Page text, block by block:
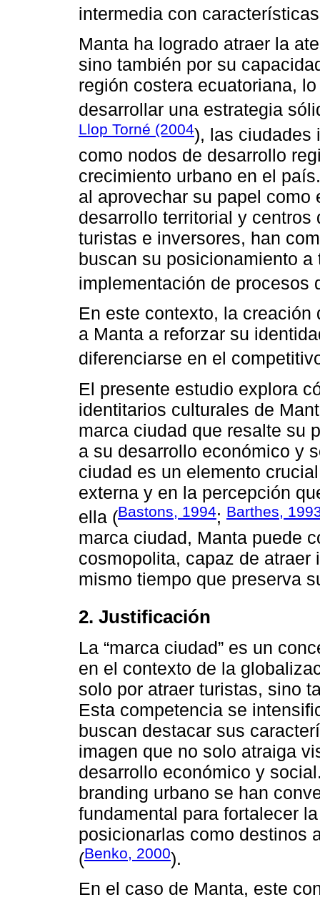
intermedia con
Manta ha logrado atraer la
sino también por su
región costera ecuatoriana,
desarrollar una estrategia
Llop Torné (2004), las ciudades
como nodos de desarrollo
crecimiento urbano en el
al aprovechar su papel
desarrollo territorial y
turistas e inversores, han
buscan su posicionamiento
implementación de procesos
En este contexto, la creación
a Manta a reforzar su
diferenciarse en el
El presente estudio explora
identitarios culturales de
marca ciudad que resalte su
a su desarrollo económico y
ciudad es un elemento
externa y en la percepción
ella (Bastons, 1994; Barthes,
marca ciudad, Manta puede
cosmopolita, capaz de
mismo tiempo que preserva
2. Justificación
La “marca ciudad” es un
en el contexto de la
solo por atraer turistas, sino
Esta competencia se
buscan destacar sus
imagen que no solo atraiga
desarrollo económico y
branding urbano se han
fundamental para fortalecer
posicionarlas como destinos
(Benko, 2000).
En el caso de Manta, este